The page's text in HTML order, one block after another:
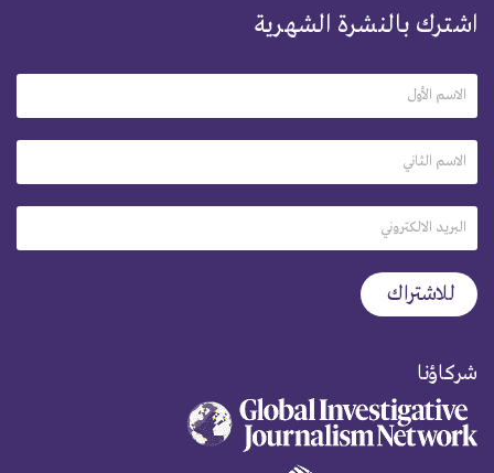
اشترك بالنشرة الشهرية
شركاؤنا